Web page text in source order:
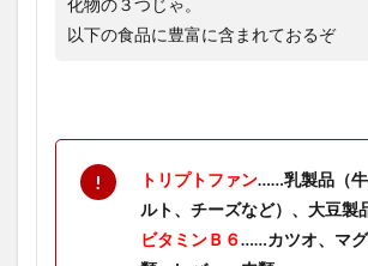
以下の食品に豊富に含まれておるぞ
トリプトファン……乳製品（
ルト、チーズなど）、大豆製
ビタミンＢ６……カツオ、マ